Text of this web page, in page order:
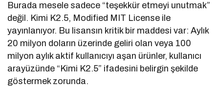
Burada mesele sadece “teşekkür etmeyi unutmak”
değil. Kimi K2.5, Modified MIT License ile
yayınlanıyor. Bu lisansın kritik bir maddesi var: Aylık
20 milyon doların üzerinde geliri olan veya 100
milyon aylık aktif kullanıcıyı aşan ürünler, kullanıcı
arayüzünde “Kimi K2.5” ifadesini belirgin şekilde
göstermek zorunda.